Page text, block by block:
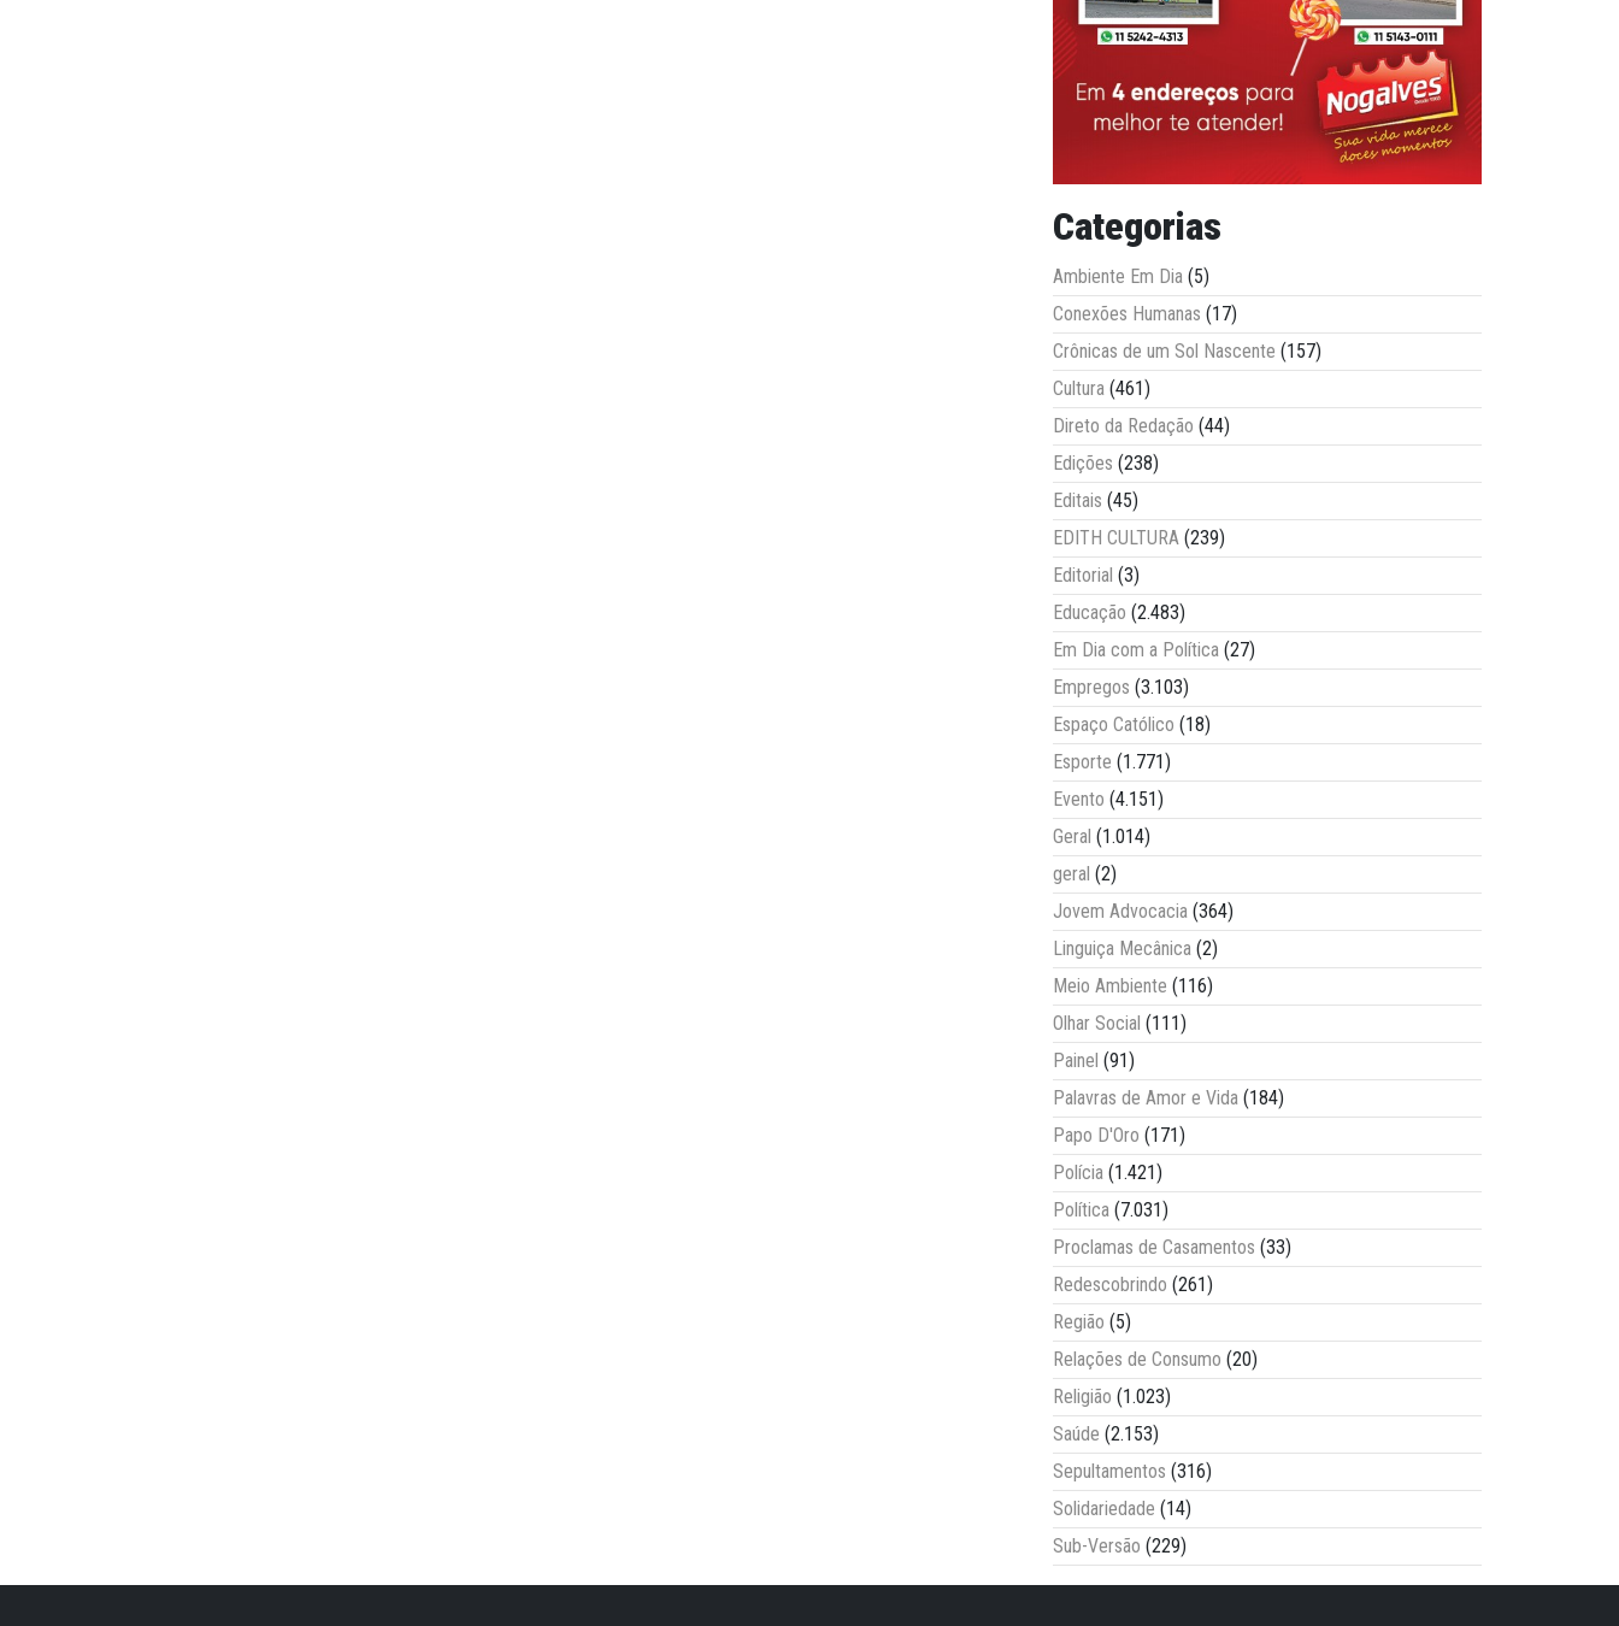
Categorias
Ambiente Em Dia (5)
Conexões Humanas (17)
Crônicas de um Sol Nascente (157)
Cultura (461)
Direto da Redação (44)
Edições (238)
Editais (45)
EDITH CULTURA (239)
Editorial (3)
Educação (2.483)
Em Dia com a Política (27)
Empregos (3.103)
Espaço Católico (18)
Esporte (1.771)
Evento (4.151)
Geral (1.014)
geral (2)
Jovem Advocacia (364)
Linguiça Mecânica (2)
Meio Ambiente (116)
Olhar Social (111)
Painel (91)
Palavras de Amor e Vida (184)
Papo D'Oro (171)
Polícia (1.421)
Política (7.031)
Proclamas de Casamentos (33)
Redescobrindo (261)
Região (5)
Relações de Consumo (20)
Religião (1.023)
Saúde (2.153)
Sepultamentos (316)
Solidariedade (14)
Sub-Versão (229)